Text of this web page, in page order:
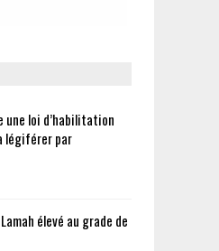
une loi d’habilitation
légiférer par
élevé au grade de